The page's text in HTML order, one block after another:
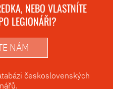
NEBO VLASTNÍTE
LEGIONÁŘI?
NÁM
československých